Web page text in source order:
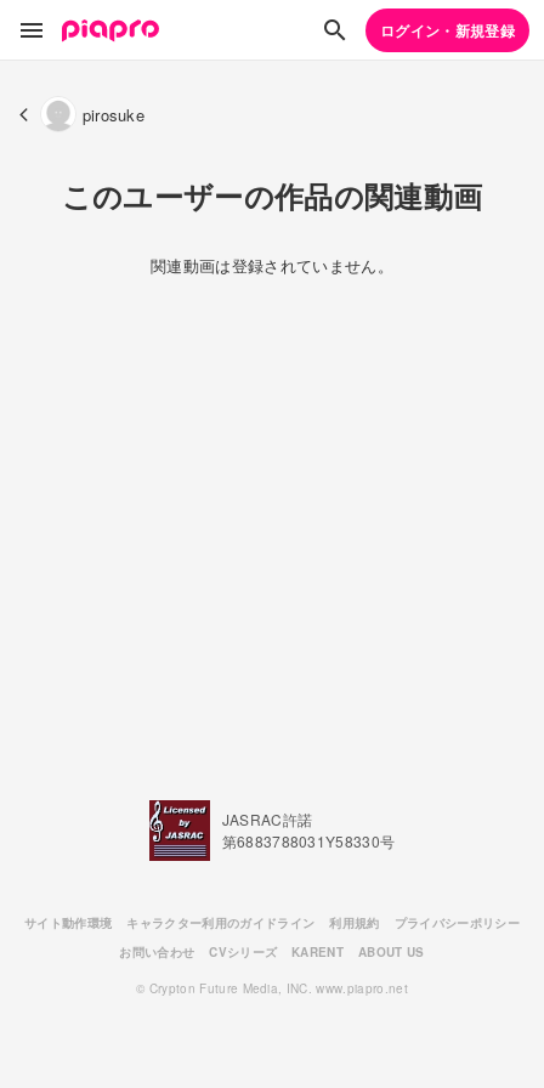
ログイン・新規登録
pirosuke
このユーザーの作品の関連動画
関連動画は登録されていません。
JASRAC許諾
第6883788031Y58330号
サイト動作環境 キャラクター利用のガイドライン 利用規約
プライバシーポリシー
お問い合わせ
CVシリーズ KARENT ABOUT US
© Crypton Future Media, INC. www.piapro.net